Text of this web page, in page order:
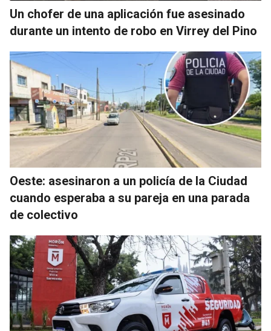
Un chofer de una aplicación fue asesinado
durante un intento de robo en Virrey del Pino
Oeste: asesinaron a un policía de la Ciudad
cuando esperaba a su pareja en una parada
de colectivo